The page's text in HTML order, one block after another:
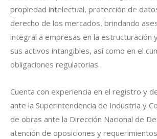
propiedad intelectual, protección de
derecho de los mercados, brindando
integral a empresas en la estructuración
sus activos intangibles, así como en el
obligaciones regulatorias.
Cuenta con experiencia en el registro y
ante la Superintendencia de Industria y
de obras ante la Dirección Nacional de
atención de oposiciones y